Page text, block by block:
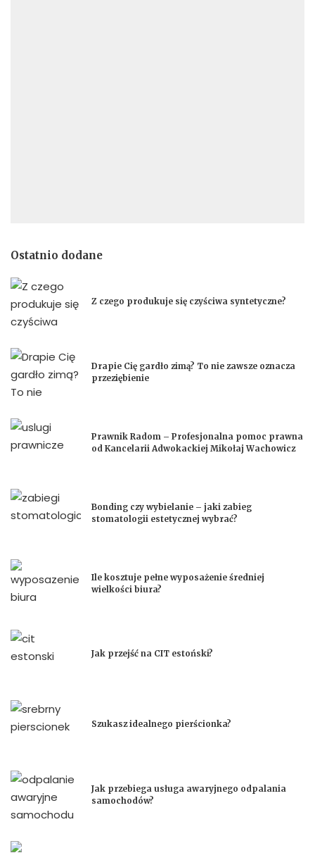
Ostatnio dodane
Z czego produkuje się czyściwa syntetyczne?
Drapie Cię gardło zimą? To nie zawsze oznacza
przeziębienie
Prawnik Radom – Profesjonalna pomoc prawna
od Kancelarii Adwokackiej Mikołaj Wachowicz
Bonding czy wybielanie – jaki zabieg
stomatologii estetycznej wybrać?
Ile kosztuje pełne wyposażenie średniej
wielkości biura?
Jak przejść na CIT estoński?
Szukasz idealnego pierścionka?
Jak przebiega usługa awaryjnego odpalania
samochodów?